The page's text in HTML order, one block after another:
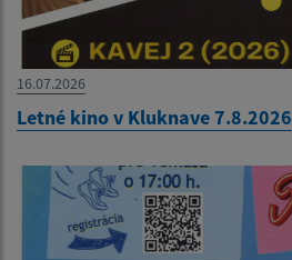
16.07.2026
Letné kino v Kluknave 7.8.2026